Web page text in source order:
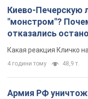
Киево-Печерскую
"монстром"?
отказались
небоскреба
Какая реакция Кличко
4 години тому 48,9 т.
Армия РФ